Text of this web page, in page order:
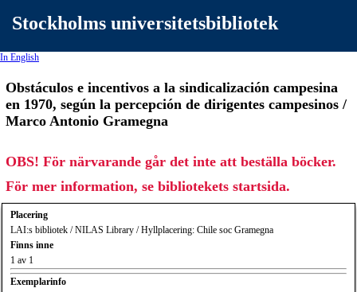
Stockholms universitetsbibliotek
In English
Obstáculos e incentivos a la sindicalización campesina
en 1970, según la percepción de dirigentes campesinos /
Marco Antonio Gramegna
OBS! För närvarande går det inte att beställa böcker.
För mer information, se bibliotekets startsida.
Placering
LAI:s bibliotek / NILAS Library / Hyllplacering: Chile soc Gramegna
Finns inne
1 av 1
Exemplarinfo